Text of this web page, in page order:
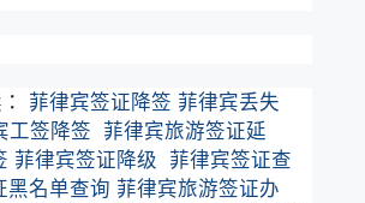
菲律宾签证降签 菲律宾丢失
工签降签
菲律宾旅游签证延
菲律宾签证降级
菲律宾签证查
黑名单查询 菲律宾旅游签证办